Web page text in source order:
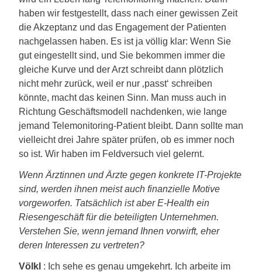
haben wir festgestellt, dass nach einer gewissen Zeit
die Akzeptanz und das Engagement der Patienten
nachgelassen haben. Es ist ja völlig klar: Wenn Sie
gut eingestellt sind, und Sie bekommen immer die
gleiche Kurve und der Arzt schreibt dann plötzlich
nicht mehr zurück, weil er nur ‚passt‘ schreiben
könnte, macht das keinen Sinn. Man muss auch in
Richtung Geschäftsmodell nachdenken, wie lange
jemand Telemonitoring-Patient bleibt. Dann sollte man
vielleicht drei Jahre später prüfen, ob es immer noch
so ist. Wir haben im Feldversuch viel gelernt.
Wenn Ärztinnen und Ärzte gegen konkrete IT-Projekte
sind, werden ihnen meist auch finanzielle Motive
vorgeworfen. Tatsächlich ist aber E-Health ein
Riesengeschäft für die beteiligten Unternehmen.
Verstehen Sie, wenn jemand Ihnen vorwirft, eher
deren Interessen zu vertreten?
Völkl : Ich sehe es genau umgekehrt. Ich arbeite im